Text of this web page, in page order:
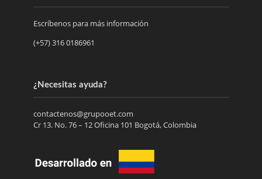
Escríbenos para más información
(+57) 316 0186961
¿Necesitas ayuda?
contactenos@grupooet.com
Cr 13. No. 76 – 12 Oficina 101 Bogotá, Colombia